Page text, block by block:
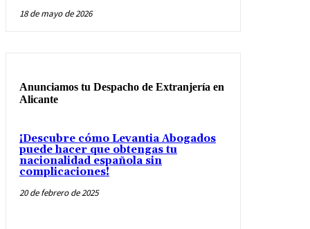
18 de mayo de 2026
Anunciamos tu Despacho de Extranjería en
Alicante
¡Descubre cómo Levantia Abogados
puede hacer que obtengas tu
nacionalidad española sin
complicaciones!
20 de febrero de 2025